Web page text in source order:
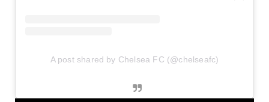
A post shared by Chelsea FC (@chelseafc)